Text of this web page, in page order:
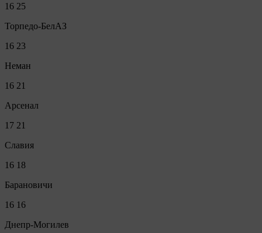
16 25
Торпедо-БелАЗ
16 23
Неман
16 21
Арсенал
17 21
Славия
16 18
Барановичи
16 16
Днепр-Могилев